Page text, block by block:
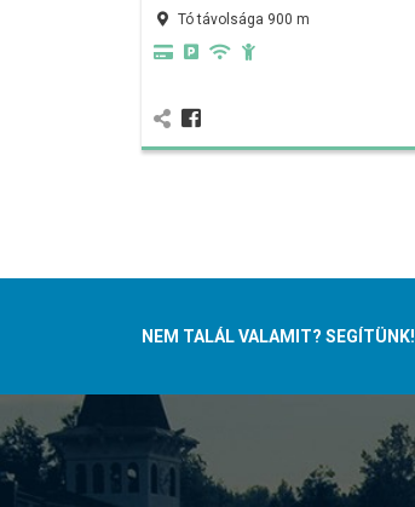
Tó távolsága 900 m
NEM TALÁL VALAMIT? SEGÍTÜNK!